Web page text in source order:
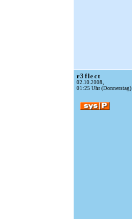
r3flect
02.10.2008,
01:25 Uhr (Donnerstag)